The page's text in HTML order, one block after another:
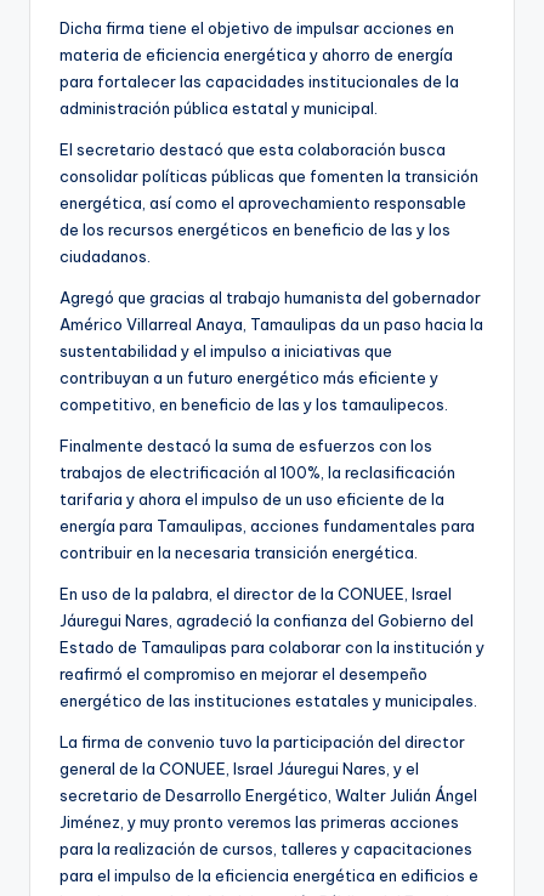
Dicha firma tiene el objetivo de impulsar acciones en
materia de eficiencia energética y ahorro de energía
para fortalecer las capacidades institucionales de la
administración pública estatal y municipal.
El secretario destacó que esta colaboración busca
consolidar políticas públicas que fomenten la transición
energética, así como el aprovechamiento responsable
de los recursos energéticos en beneficio de las y los
ciudadanos.
Agregó que gracias al trabajo humanista del gobernador
Américo Villarreal Anaya, Tamaulipas da un paso hacia la
sustentabilidad y el impulso a iniciativas que
contribuyan a un futuro energético más eficiente y
competitivo, en beneficio de las y los tamaulipecos.
Finalmente destacó la suma de esfuerzos con los
trabajos de electrificación al 100%, la reclasificación
tarifaria y ahora el impulso de un uso eficiente de la
energía para Tamaulipas, acciones fundamentales para
contribuir en la necesaria transición energética.
En uso de la palabra, el director de la CONUEE, Israel
Jáuregui Nares, agradeció la confianza del Gobierno del
Estado de Tamaulipas para colaborar con la institución y
reafirmó el compromiso en mejorar el desempeño
energético de las instituciones estatales y municipales.
La firma de convenio tuvo la participación del director
general de la CONUEE, Israel Jáuregui Nares, y el
secretario de Desarrollo Energético, Walter Julián Ángel
Jiménez, y muy pronto veremos las primeras acciones
para la realización de cursos, talleres y capacitaciones
para el impulso de la eficiencia energética en edificios e